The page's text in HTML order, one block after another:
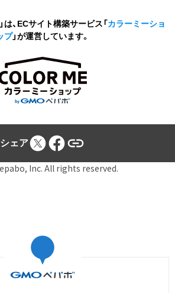
は、ECサイト構築サービス「カラーミーショ
プ」が運営しています。
シェア
Inc. All rights reserved.